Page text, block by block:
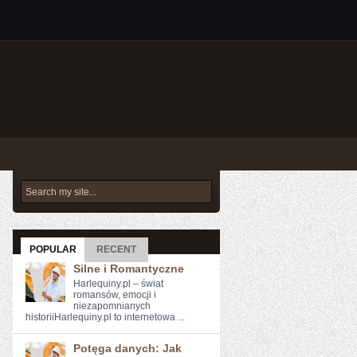
POPULAR RECENT
Silne i Romantyczne
Harlequiny.pl – świat
romansów, emocji i
niezapomnianych
historiiHarlequiny.pl to internetowa ...
Potęga danych: Jak